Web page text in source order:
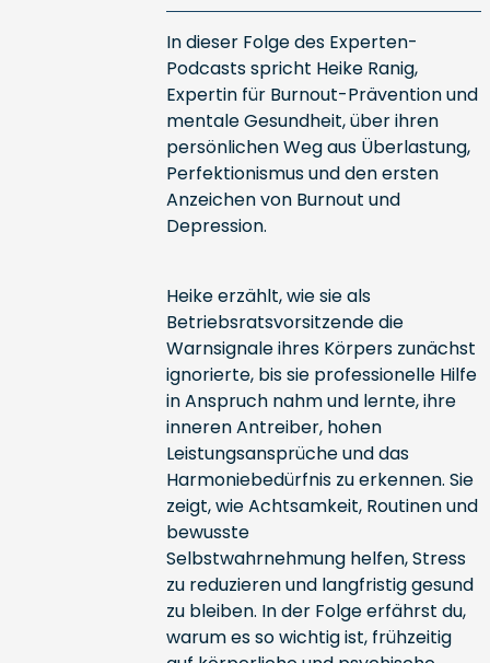
In dieser Folge des Experten-
Podcasts spricht Heike Ranig,
Expertin für Burnout-Prävention und
mentale Gesundheit, über ihren
persönlichen Weg aus Überlastung,
Perfektionismus und den ersten
Anzeichen von Burnout und
Depression.
Heike erzählt, wie sie als
Betriebsratsvorsitzende die
Warnsignale ihres Körpers zunächst
ignorierte, bis sie professionelle Hilfe
in Anspruch nahm und lernte, ihre
inneren Antreiber, hohen
Leistungsansprüche und das
Harmoniebedürfnis zu erkennen. Sie
zeigt, wie Achtsamkeit, Routinen und
bewusste
Selbstwahrnehmung helfen, Stress
zu reduzieren und langfristig gesund
zu bleiben. In der Folge erfährst du,
warum es so wichtig ist, frühzeitig